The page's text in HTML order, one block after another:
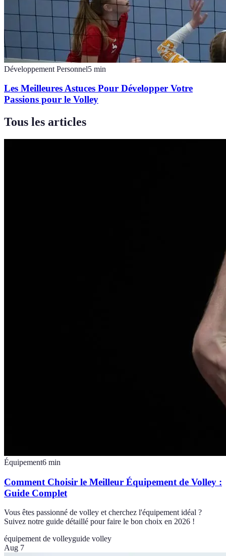
Développement Personnel5 min
Les Meilleures Astuces Pour Développer Votre
Passions pour le Volley
Tous les articles
Équipement6 min
Comment Choisir le Meilleur Équipement de Volley :
Guide Complet
Vous êtes passionné de volley et cherchez l'équipement idéal ?
Suivez notre guide détaillé pour faire le bon choix en 2026 !
équipement de volleyguide volley
Aug 7